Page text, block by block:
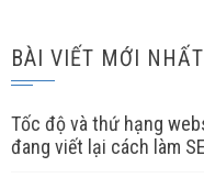
BÀI VIẾT MỚI NHẤT
Tốc độ và thứ hạng
đang viết lại cách làm